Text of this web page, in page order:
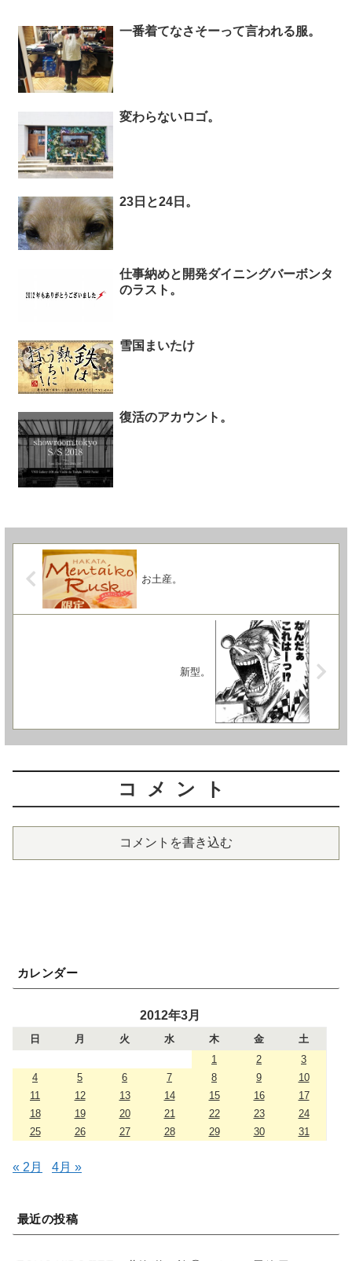
一番着てなさそーって言われる服。
変わらないロゴ。
23日と24日。
仕事納めと開発ダイニングバーボンタ
のラスト。
雪国まいたけ
復活のアカウント。
お土産。
新型。
コメント
コメントを書き込む
カレンダー
2012年3月
日 月 火 水 木 金
土
1
2
3
4
5 6 7 8 9
10
11
12 13 14 15 16
17
18
19 20 21 22 23
24
25
26 27 28 29 30 31
« 2月 4月 »
最近の投稿